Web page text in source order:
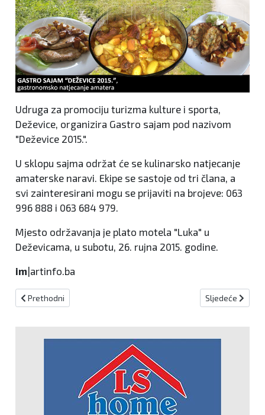
Udruga za promociju turizma kulture i sporta,
Deževice, organizira Gastro sajam pod nazivom
"Deževice 2015.".
U sklopu sajma održat će se kulinarsko natjecanje
amaterske naravi. Ekipe se sastoje od tri člana, a
svi zainteresirani mogu se prijaviti na brojeve: 063
996 888 i 063 684 979.
Mjesto održavanja je plato motela "Luka" u
Deževicama, u subotu, 26. rujna 2015. godine.
im |artinfo.ba
Prethodni članak: KREŠEVO: NAČELNIK UGOSTIO I DARIVAO RODILJE
Prethodni Sljedeći članak:
Sljedeće